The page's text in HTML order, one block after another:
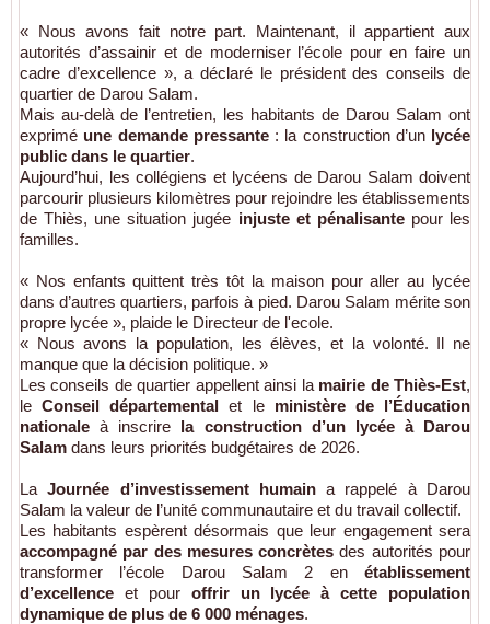
« Nous avons fait notre part. Maintenant, il appartient aux
autorités d’assainir et de moderniser l’école pour en faire un
cadre d’excellence », a déclaré le président des conseils de
quartier de Darou Salam.
Mais au-delà de l’entretien, les habitants de Darou Salam ont
exprimé une demande pressante: la construction d’un lycée
public dans le quartier.
Aujourd’hui, les collégiens et lycéens de Darou Salam doivent
parcourir plusieurs kilomètres pour rejoindre les établissements
de Thiès, une situation jugée injuste et pénalisantepour les
familles.
« Nos enfants quittent très tôt la maison pour aller au lycée
dans d’autres quartiers, parfois à pied. Darou Salam mérite son
propre lycée », plaide le Directeur de l'ecole.
« Nous avons la population, les élèves, et la volonté. Il ne
manque que la décision politique. »
Les conseils de quartier appellent ainsi la mairie de Thiès-Est,
leConseil départemental et le ministère de l’Éducation
nationale à inscrire la construction d’un lycée à Darou
Salam dans leurs priorités budgétaires de 2026.
LaJournée d’investissement humaina rappelé à Darou
Salam la valeur de l’unité communautaire et du travail collectif.
Les habitants espèrent désormais que leur engagement sera
accompagné par des mesures concrètes des autorités pour
transformer l’école Darou Salam 2 en établissement
d’excellence et pour offrir un lycée à cette population
dynamique de plus de 6 000 ménages.